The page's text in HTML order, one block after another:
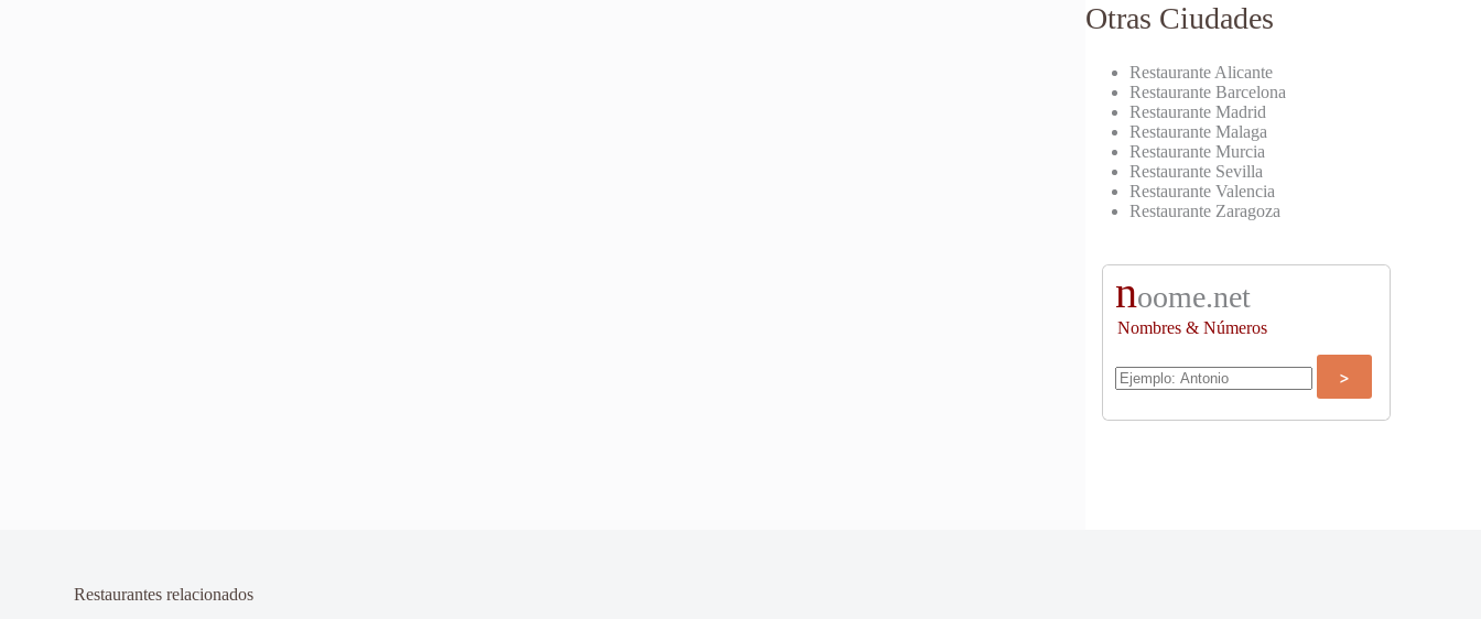
Otras Ciudades
Restaurante Alicante
Restaurante Barcelona
Restaurante Madrid
Restaurante Malaga
Restaurante Murcia
Restaurante Sevilla
Restaurante Valencia
Restaurante Zaragoza
noome.net
Nombres & Números
Restaurantes relacionados